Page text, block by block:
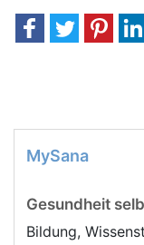
MySana
Gesundheit
Bildung,